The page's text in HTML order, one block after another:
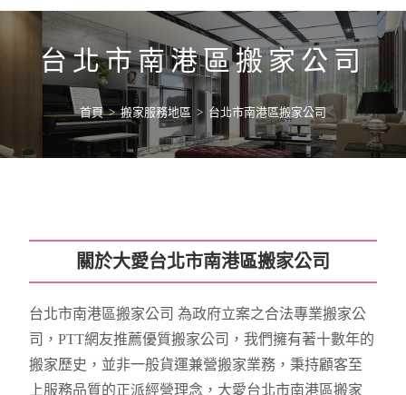
台北市南港區搬家公司
首頁 > 搬家服務地區 > 台北市南港區搬家公司
關於大愛台北市南港區搬家公司
台北市南港區搬家公司 為政府立案之合法專業搬家公
司，PTT網友推薦優質搬家公司，我們擁有著十數年的
搬家歷史，並非一般貨運兼營搬家業務，秉持顧客至
上服務品質的正派經營理念，大愛台北市南港區搬家